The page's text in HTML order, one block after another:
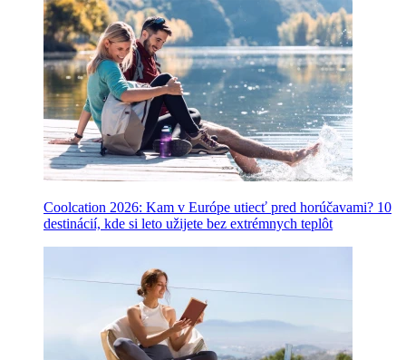
Coolcation 2026: Kam v Európe utiecť pred horúčavami? 10
destinácií, kde si leto užijete bez extrémnych teplôt